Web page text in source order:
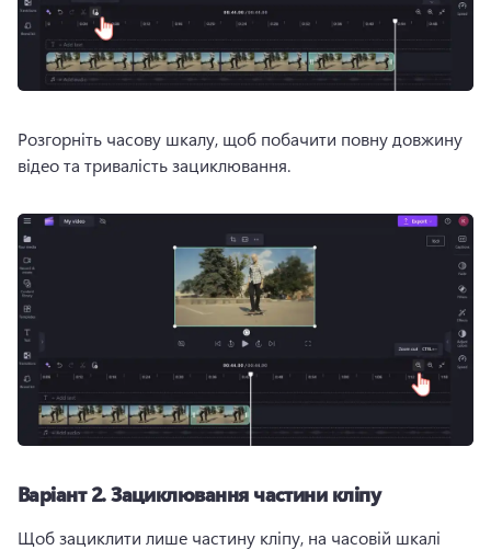
Розгорніть часову шкалу, щоб побачити повну довжину
відео та тривалість зациклювання.
Варіант 2. Зациклювання частини кліпу
Щоб зациклити лише частину кліпу, на часовій шкалі